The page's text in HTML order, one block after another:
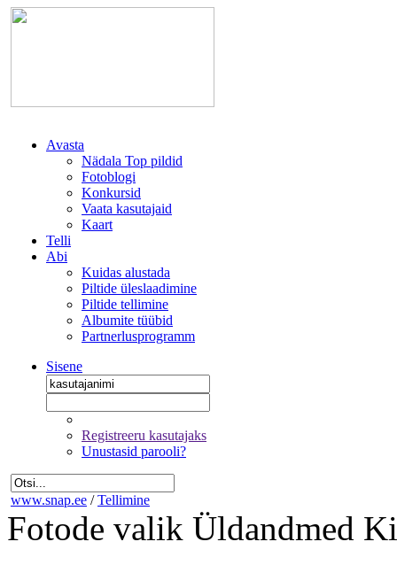
Avasta
Nädala Top pildid
Fotoblogi
Konkursid
Vaata kasutajaid
Kaart
Telli
Abi
Kuidas alustada
Piltide üleslaadimine
Piltide tellimine
Albumite tüübid
Partnerlusprogramm
Sisene
Registreeru kasutajaks
Unustasid parooli?
www.snap.ee / Tellimine
Fotode valik Üldandmed